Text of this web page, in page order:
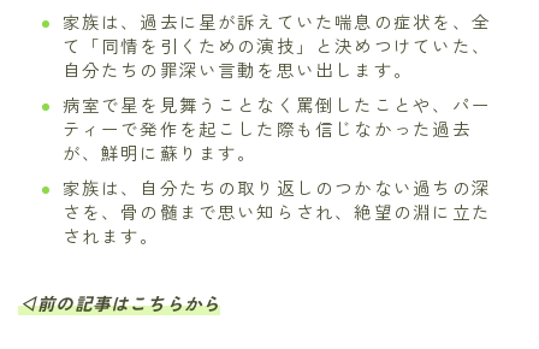
家族は、過去に星が訴えていた喘息の症状を、全
て「同情を引くための演技」と決めつけていた、
自分たちの罪深い言動を思い出します。
病室で星を見舞うことなく罵倒したことや、パー
ティーで発作を起こした際も信じなかった過去
が、鮮明に蘇ります。
家族は、自分たちの取り返しのつかない過ちの深
さを、骨の髄まで思い知らされ、絶望の淵に立た
されます。
◁前の記事はこちらから